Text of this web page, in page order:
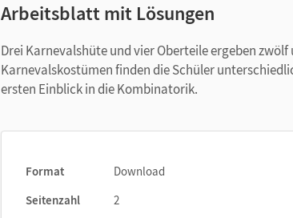
Arbeitsblatt mit Lösungen
Drei Karnevalshüte und vier Oberteile ergeben
Karnevalskostümen finden die Schüler
ersten Einblick in die Kombinatorik.
Format
Download
Seitenzahl
2